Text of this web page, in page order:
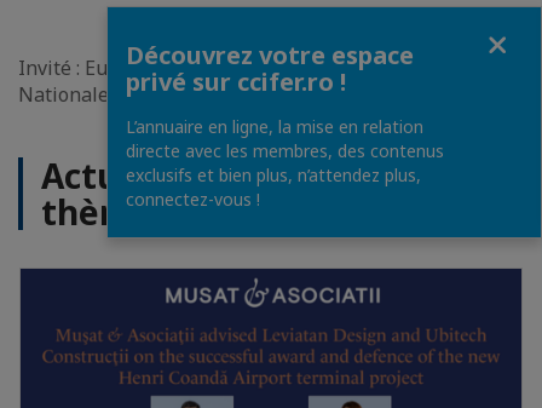
Invité : Eugen COJOACĂ, le président de l` Agence
Nationale d` Acquisition Publiques
Actualités sur le même
thème
Découvrez votre espace
privé sur ccifer.ro !
L’annuaire en ligne, la mise en relation
directe avec les membres, des contenus
exclusifs et bien plus, n’attendez plus,
connectez-vous !